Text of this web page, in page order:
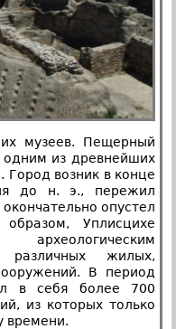
музеев. Пещерный
одним из древнейших
Город возник в конце
до н. э., пережил
опустел
Уплисцихе
археологическим
различных жилых,
В период
в себя более 700
из которых только
времени.